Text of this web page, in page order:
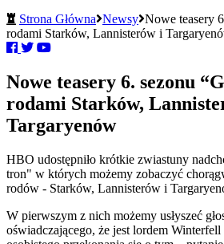
Strona Główna Newsy Nowe teasery
rodami Starków, Lannisterów i
Nowe teasery 6. sezonu
rodami Starków,
Targaryenów
HBO udostępniło krótkie zwiastuny
tron" w których możemy zobaczyć
rodów - Starków, Lannisterów i
W pierwszym z nich możemy usłyszeć
oświadczającego, że jest lordem Winterfell